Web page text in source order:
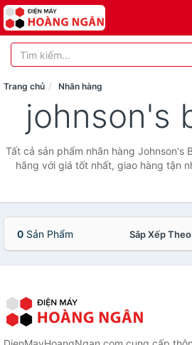
Trang chủ Nhãn hàng
johnson's
Tất cả sản phẩm nhãn hàng Johnson's
hãng với giá tốt nhất, giao hàng tận
0 Sản Phẩm Sắp Xếp Theo